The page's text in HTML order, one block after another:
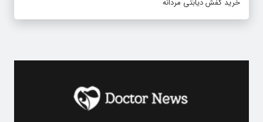
خرید کفش دیابتی مردانه